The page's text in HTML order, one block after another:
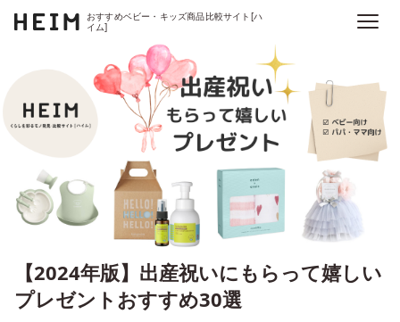
おすすめベビー・キッズ商品比較サイト[ハ
イム]
【2024年版】出産祝いにもらって嬉しい
プレゼントおすすめ30選